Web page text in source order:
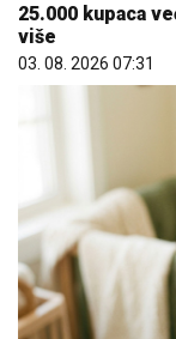
25.000 kupaca
više
03. 08. 2026 07:31